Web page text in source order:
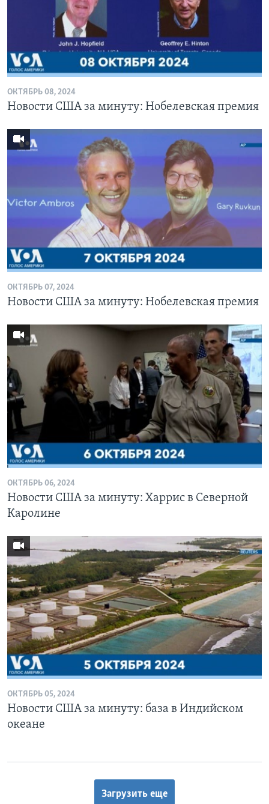
ОКТЯБРЬ 08, 2024
Новости США за минуту: Нобелевская премия
ОКТЯБРЬ 07, 2024
Новости США за минуту: Нобелевская премия
ОКТЯБРЬ 06, 2024
Новости США за минуту: Харрис в Северной
Каролине
ОКТЯБРЬ 05, 2024
Новости США за минуту: база в Индийском
океане
Загрузить еще